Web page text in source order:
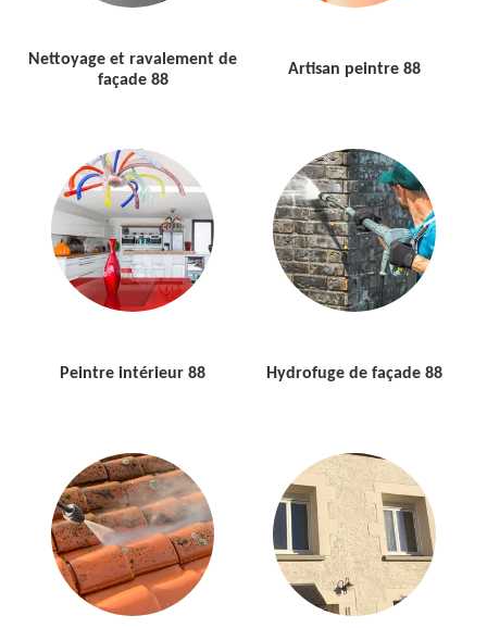
Nettoyage et ravalement de
façade 88
Artisan peintre 88
Peintre intérieur 88 Hydrofuge de façade 88